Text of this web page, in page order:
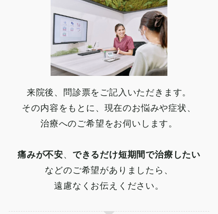
来院後、問診票をご記入いただきます。
その内容をもとに、現在のお悩みや症状、
治療へのご希望をお伺いします。
痛みが不安、 できるだけ短期間で治療したい
などのご希望がありましたら、
遠慮なくお伝えください。